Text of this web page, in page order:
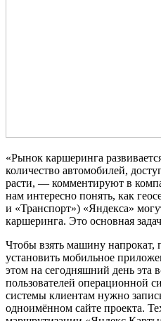
«Рынок каршеринга
количество автомобилей,
расти, — комментируют в
нам интересно понять, как
и «Транспорт») «Яндекса»
каршеринга. Это основная
Чтобы взять машину напрокат,
установить мобильное
этом на сегодняшний день эта
пользователей операционной
системы клиентам нужно
одноимённом сайте проекта.